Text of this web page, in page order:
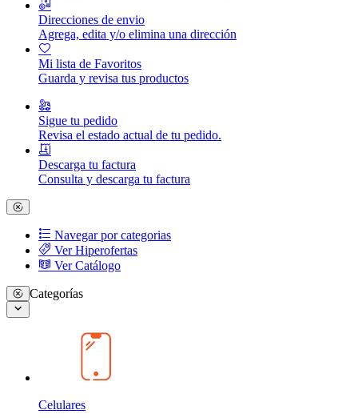
Direcciones de envio
Agrega, edita y/o elimina una dirección
Mi lista de Favoritos
Guarda y revisa tus productos
Sigue tu pedido
Revisa el estado actual de tu pedido.
Descarga tu factura
Consulta y descarga tu factura
Navegar por categorias
Ver Hiperofertas
Ver Catálogo
Categorías
Celulares